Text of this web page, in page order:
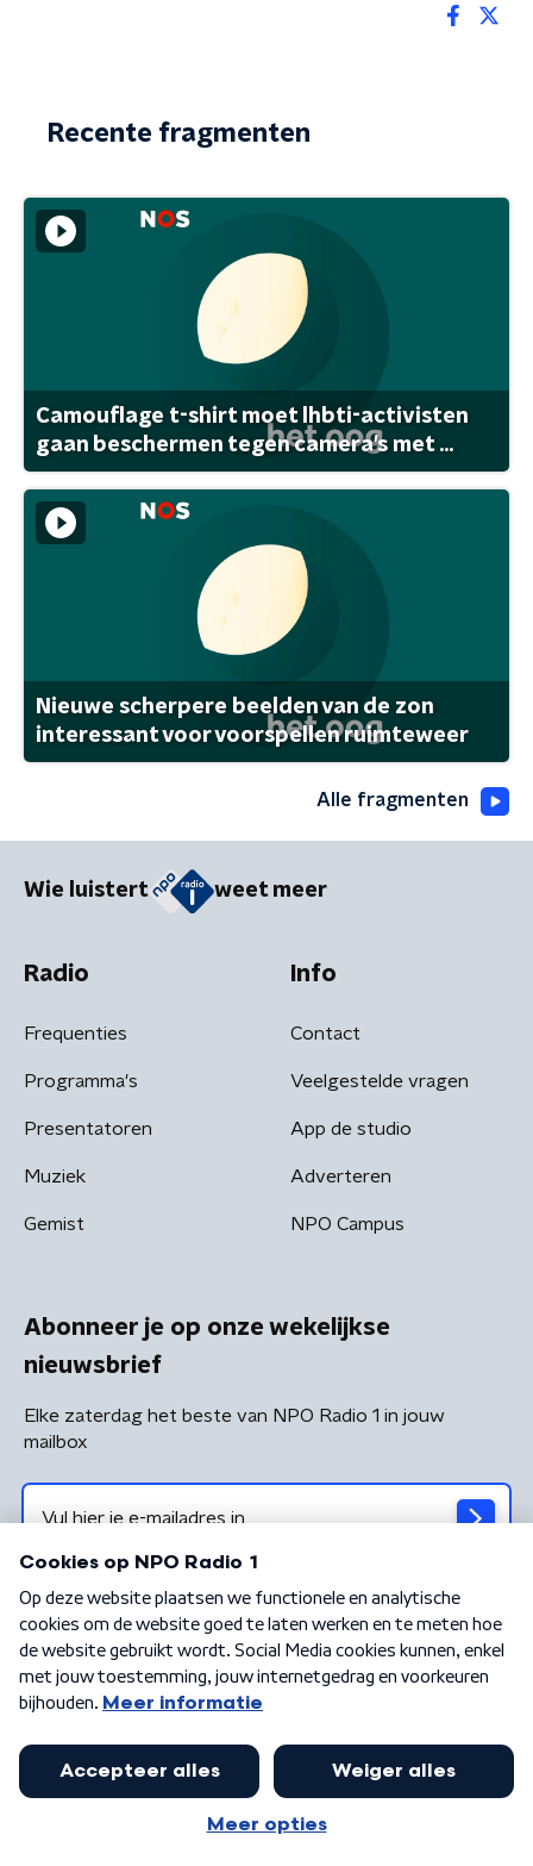
Recente fragmenten
Camouflage t-shirt moet lhbti-activisten
gaan beschermen tegen camera's met ...
Nieuwe scherpere beelden van de zon
interessant voor voorspellen ruimteweer
Alle fragmenten
Wie luistert weet meer
Radio
Frequenties
Programma's
Presentatoren
Muziek
Gemist
Info
Contact
Veelgestelde vragen
App de studio
Adverteren
NPO Campus
Abonneer je op onze wekelijkse
nieuwsbrief
Elke zaterdag het beste van NPO Radio 1 in jouw
mailbox
Algemene voorwaarden